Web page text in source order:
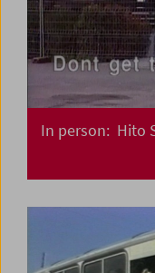
In person: Hito